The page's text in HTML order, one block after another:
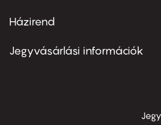
Footer
second
Házirend
Jegyvásárlási információk